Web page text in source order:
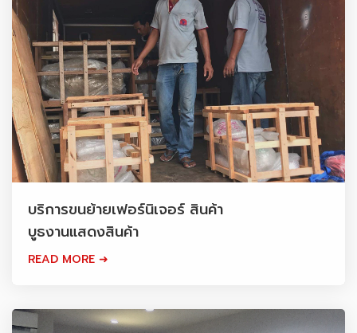
บริการขนย้ายเฟอร์นิเจอร์ สินค้า
บูธงานแสดงสินค้า
READ MORE ➜